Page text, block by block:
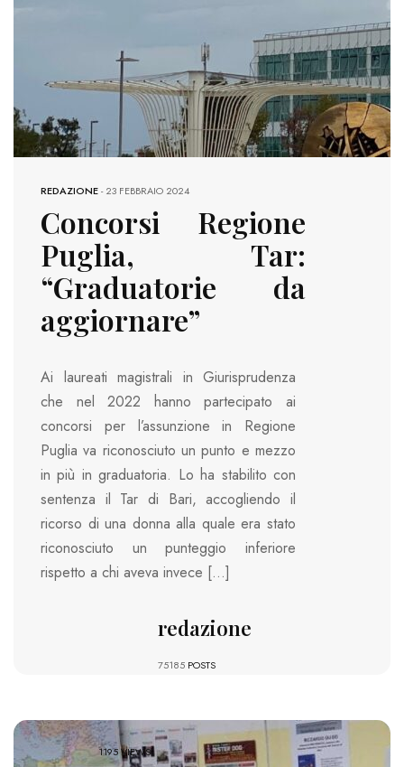
REDAZIONE-23 FEBBRAIO 2024
Concorsi Regione
Puglia, Tar:
“Graduatorie da
aggiornare”
Ai laureati magistrali in Giurisprudenza
che nel 2022 hanno partecipato ai
concorsi per l’assunzione in Regione
Puglia va riconosciuto un punto e mezzo
in più in graduatoria. Lo ha stabilito con
sentenza il Tar di Bari, accogliendo il
ricorso di una donna alla quale era stato
riconosciuto un punteggio inferiore
rispetto a chi aveva invece […]
redazione
75185 POSTS
1195 VIEWS